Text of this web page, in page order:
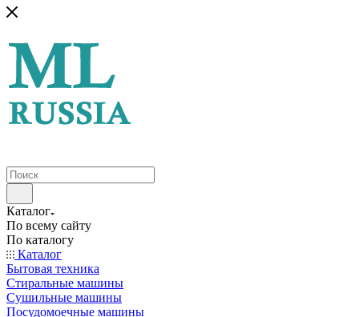
Каталог
По всему сайту
По каталогу
Каталог
Бытовая техника
Стиральные машины
Сушильные машины
Посудомоечные машины